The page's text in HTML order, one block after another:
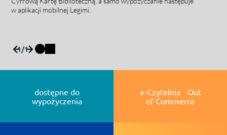
w aplikacji mobilnej Legimi.
1/1
dostępne do
wypożyczenia
e-Czytelnia Out
of Commerce